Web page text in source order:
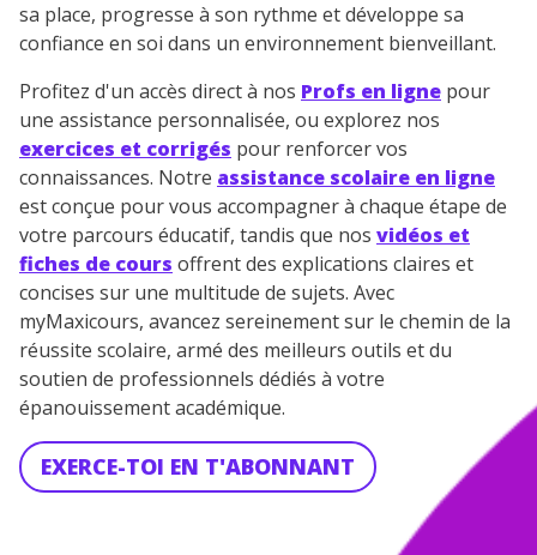
sa place, progresse à son rythme et développe sa
confiance en soi dans un environnement bienveillant.
Profitez d'un accès direct à nos Profs en ligne pour
une assistance personnalisée, ou explorez nos
exercices et corrigés pour renforcer vos
connaissances. Notre assistance scolaire en ligne
est conçue pour vous accompagner à chaque étape de
votre parcours éducatif, tandis que nos vidéos et
fiches de cours offrent des explications claires et
concises sur une multitude de sujets. Avec
myMaxicours, avancez sereinement sur le chemin de la
réussite scolaire, armé des meilleurs outils et du
soutien de professionnels dédiés à votre
épanouissement académique.
EXERCE-TOI EN T'ABONNANT